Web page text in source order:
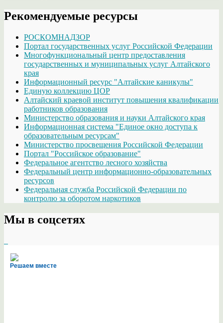
Рекомендуемые ресурсы
РОСКОМНАДЗОР
Портал государственных услуг Российской Федерации
Многофункциональный центр предоставления
государственных и муниципальных услуг Алтайского
края
Информационный ресурс "Алтайские каникулы"
Единую коллекцию ЦОР
Алтайский краевой институт повышения квалификации
работников образования
Министерство образования и науки Алтайского края
Информационная система "Единое окно доступа к
образовательным ресурсам"
Министерство просвещения Российской Федерации
Портал "Российское образование"
Федеральное агентство лесного хозяйства
Федеральный центр информационно-образовательных
ресурсов
Федеральная служба Российской Федерации по
контролю за оборотом наркотиков
Мы в соцсетях
Решаем вместе